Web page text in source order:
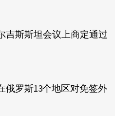
吉斯斯坦会议上商定通过
俄罗斯13个地区对免签外